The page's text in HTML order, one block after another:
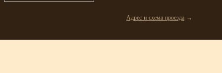
Адрес и схема проезда →